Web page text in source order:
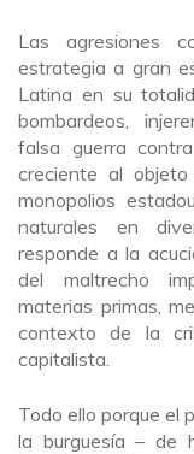
Las agresiones
estrategia a gran
Latina en su
bombardeos,
falsa guerra
creciente al
monopolios
naturales en
responde a la
del maltrecho
materias primas,
contexto de la
capitalista.
Todo ello porque el
la burguesía – de